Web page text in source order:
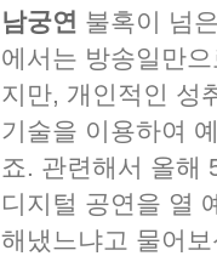
남궁연 불혹이 넘
에서는 방송일만
지만, 개인적인 성
기술을 이용하여
죠. 관련해서 올해
디지털 공연을 열
해냈느냐고 물어